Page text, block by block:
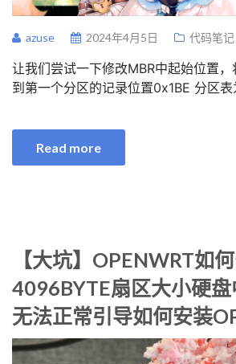
azuse 2024年4月5日 代码笔记
让我们尝试一下修改MBR中起始位置
到第一个分区的记录位置0x1BE 分区
Read more
【大坑】OPENWRT如
4096BYTE扇区大小硬
无法正常引导如何安装